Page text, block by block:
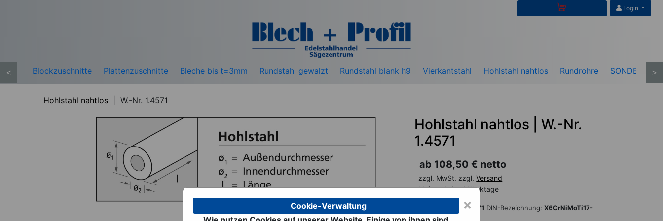
Login
< >
Blockzuschnitte Plattenzuschnitte Bleche bis t=3mm Rundstahl gewalzt Rundstahl blank h9 Vierkantstahl Hohlstahl nahtlos Rundrohre
Hohlstahl nahtlos W.-Nr. 1.4571
Hohlstahl nahtlos | W.-Nr.
1.4571
ab 108,50 € netto
zzgl. MwSt. zzgl. Versand
Lieferzeit 2 - 4 Werktage
Werkstoff-Nr.:1.4571 DIN-Bezeichnung:X6CrNiMoTi17-
12-2
×
Cookie-Verwaltung